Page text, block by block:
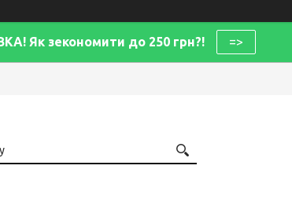
Як зекономити до 250 грн?! =>